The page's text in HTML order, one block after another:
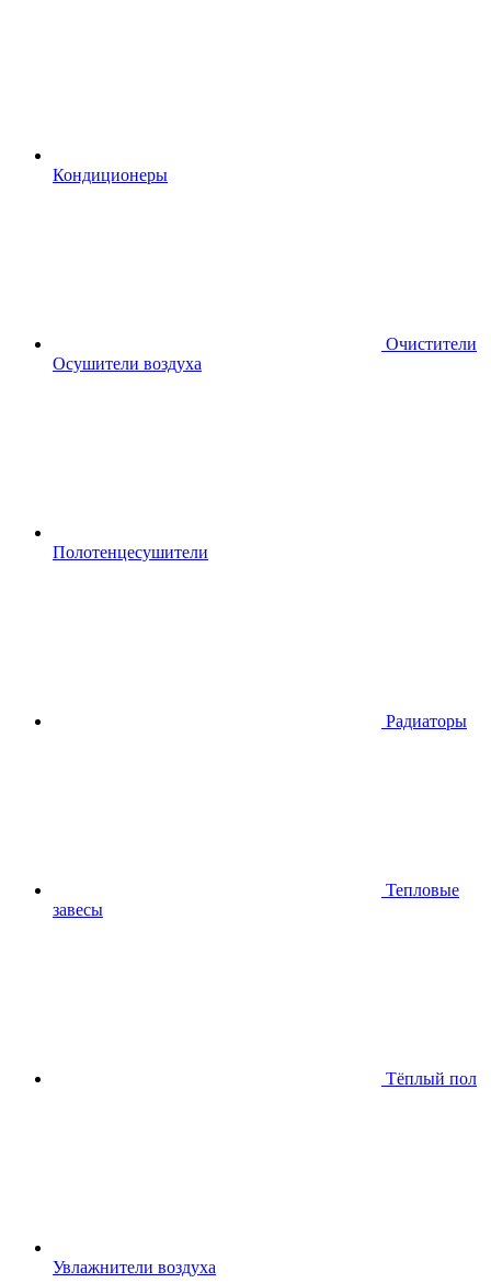
Кондиционеры
Очистители
Осушители воздуха
Полотенцесушители
Радиаторы
Тепловые
завесы
Тёплый пол
Увлажнители воздуха